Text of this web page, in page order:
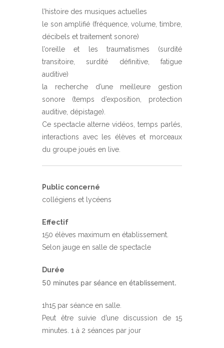
l’histoire des musiques actuelles
le son amplifié (fréquence, volume, timbre,
décibels et traitement sonore)
l’oreille et les traumatismes (surdité
transitoire, surdité définitive, fatigue
auditive)
la recherche d’une meilleure gestion
sonore (temps d’exposition, protection
auditive, dépistage).
Ce spectacle alterne vidéos, temps parlés,
interactions avec les élèves et morceaux
du groupe joués en live.
Public concerné
collégiens et lycéens
Effectif
150 élèves maximum en établissement.
Selon jauge en salle de spectacle
Durée
50 minutes par séance en établissement.
1h15 par séance en salle.
Peut être suivie d’une discussion de 15
minutes. 1 à 2 séances par jour